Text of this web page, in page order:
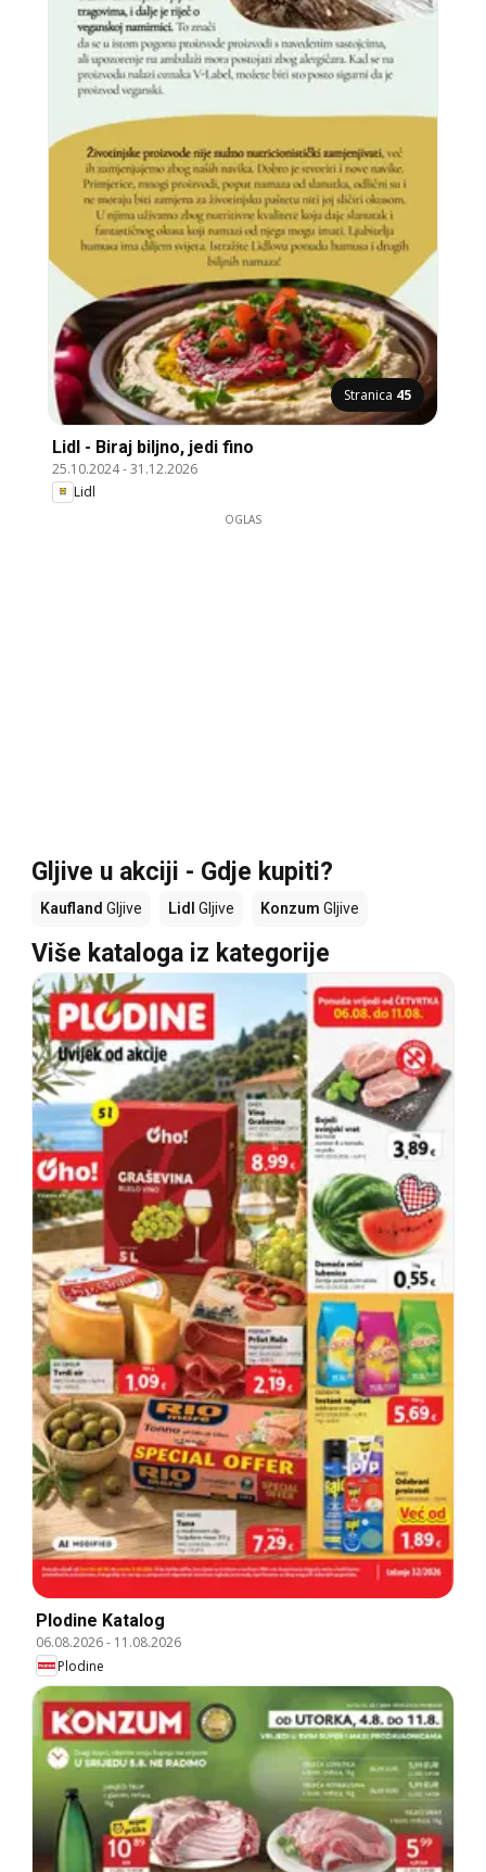
Stranica 45
Lidl - Biraj biljno, jedi fino
25.10.2024-31.12.2026
Lidl
OGLAS
Gljive u akciji - Gdje kupiti?
Kaufland Gljive Lidl Gljive Konzum Gljive
Više kataloga iz kategorije
Plodine Katalog
06.08.2026- 11.08.2026
Plodine